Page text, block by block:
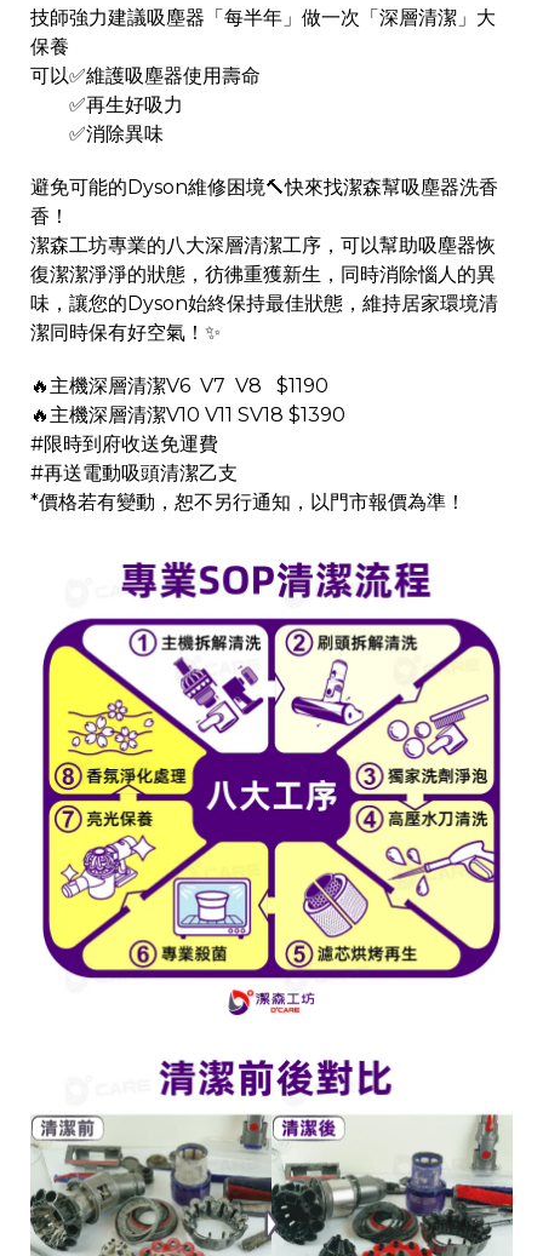
技師強力建議吸塵器「每半年」做一次「深層清潔」大
保養
可以✅維護吸塵器使用壽命
✅再生好吸力
✅消除異味
避免可能的Dyson維修困境🔨快來找潔森幫吸塵器洗香
香！
潔森工坊專業的八大深層清潔工序，可以幫助吸塵器恢
復潔潔淨淨的狀態，彷彿重獲新生，同時消除惱人的異
味，讓您的Dyson始終保持最佳狀態，維持居家環境清
潔同時保有好空氣！✨
🔥主機深層清潔V6 V7 V8 $1190
🔥主機深層清潔V10 V11 SV18 $1390
#限時到府收送免運費
#再送電動吸頭清潔乙支
*價格若有變動，恕不另行通知，以門市報價為準！